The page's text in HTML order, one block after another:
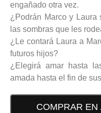
engañado otra vez.
¿Podrán Marco y
las sombras que les
¿Le contará Laura a
futuros hijos?
¿Elegirá amar hasta
amada hasta el fin de
COMPRAR EN